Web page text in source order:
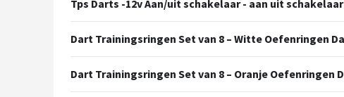
Tps Darts -12v Aan/uit schakelaar - aan uit
Dart Trainingsringen Set van 8 – Witte Oefenringen
Dart Trainingsringen Set van 8 – Oranje Oefenringen